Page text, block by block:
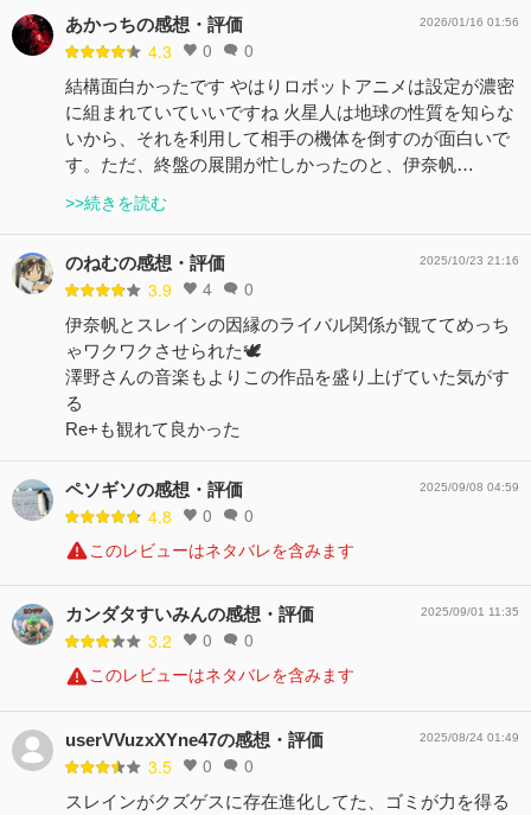
あかっちの感想・評価
4.3 0 0
2026/01/16 01:56
結構面白かったです やはりロボットアニメは設定が濃密
に組まれていていいですね 火星人は地球の性質を知らな
いから、それを利用して相手の機体を倒すのが面白いで
す。ただ、終盤の展開が忙しかったのと、伊奈帆…
>>続きを読む
のねむの感想・評価
3.9 4 0
2025/10/23 21:16
伊奈帆とスレインの因縁のライバル関係が観ててめっち
ゃワクワクさせられた🕊️
澤野さんの音楽もよりこの作品を盛り上げていた気がす
る
Re+も観れて良かった
ペソギソの感想・評価
4.8 0 0
2025/09/08 04:59
このレビューはネタバレを含みます
カンダタすいみんの感想・評価
3.2 0 0
2025/09/01 11:35
このレビューはネタバレを含みます
userVVuzxXYne47の感想・評価
3.5 0 0
2025/08/24 01:49
スレインがクズゲスに存在進化してた、ゴミが力を得る